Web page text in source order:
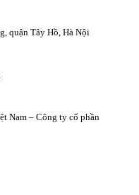
quận Tây Hồ, Hà Nội
Nam – Công ty cổ phần